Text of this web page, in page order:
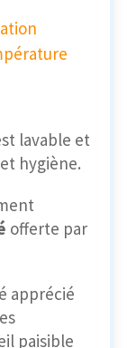
lavable et
hygiène.
offerte par
apprécié
paisible